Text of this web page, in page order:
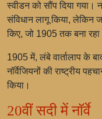
स्वीडन को सौंप दिया गया।
संविधान लागू किया, लेकिन
किए, जो 1905 तक बना
1905 में, लंबे वार्तालाप के
नॉर्वेजियनों की राष्ट्रीय
किया।
20वीं सदी में नॉर्वे